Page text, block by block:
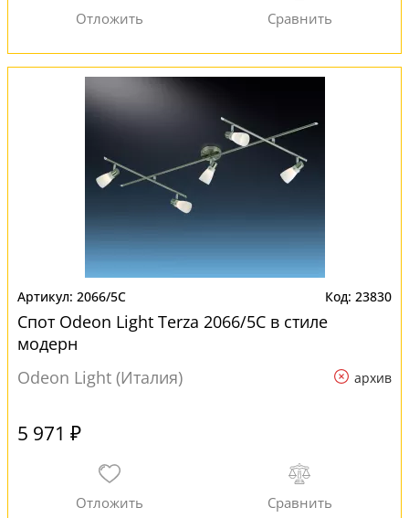
2066/5C 23830
Спот Odeon Light Terza 2066/5C в стиле
модерн
Odeon Light (Италия)
архив
5 971 ₽